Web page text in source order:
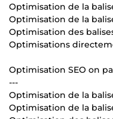
Optimisation de la
Optimisation de la
Optimisation des
Optimisations
Optimisation SEO on
---
Optimisation de la
Optimisation de la